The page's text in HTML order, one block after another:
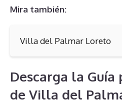
Mira también:
Villa del Palmar Loreto
Descarga la Guía
de Villa del